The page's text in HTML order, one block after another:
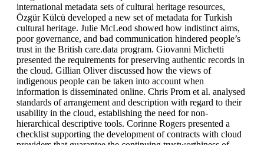
international metadata sets of cultural heritage resources,
Özgür Külcü developed a new set of metadata for Turkish
cultural heritage. Julie McLeod showed how indistinct aims,
poor governance, and bad communication hindered people’s
trust in the British care.data program. Giovanni Michetti
presented the requirements for preserving authentic records in
the cloud. Gillian Oliver discussed how the views of
indigenous people can be taken into account when
information is disseminated online. Chris Prom et al. analysed
standards of arrangement and description with regard to their
usability in the cloud, establishing the need for non-
hierarchical descriptive tools. Corinne Rogers presented a
checklist supporting the development of contracts with cloud